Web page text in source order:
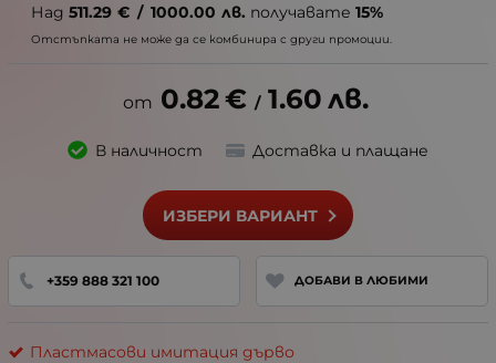
Над 511.29 € / 1000.00 лв. получавате 15%
Отстъпката не може да се комбинира с други промоции.
0.82€ / 1.60 лв.
В наличност Доставка и плащане
ИЗБЕРИ ВАРИАНТ
+359 888 321 100 ДОБАВИ В ЛЮБИМИ
Пластмасови имитация дърво